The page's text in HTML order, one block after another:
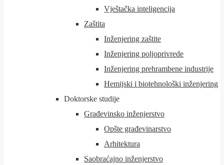
Vještačka inteligencija
Zaštita
Inženjering zaštite
Inženjering poljoprivrede
Inženjering prehrambene industrije
Hemijski i biotehnološki inženjering
Doktorske studije
Građevinsko inženjerstvo
Opšte građevinarstvo
Arhitektura
Saobraćajno inženjerstvo